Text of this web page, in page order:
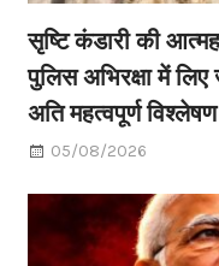
सृष्टि कंडारी की
पुलिस अभिरक्षा में
अति महत्वपूर्ण विश्लेषण
05/08/2026